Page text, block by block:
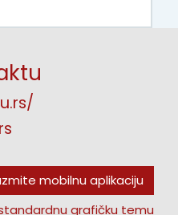
mobilnu aplikaciju
grafičku temu